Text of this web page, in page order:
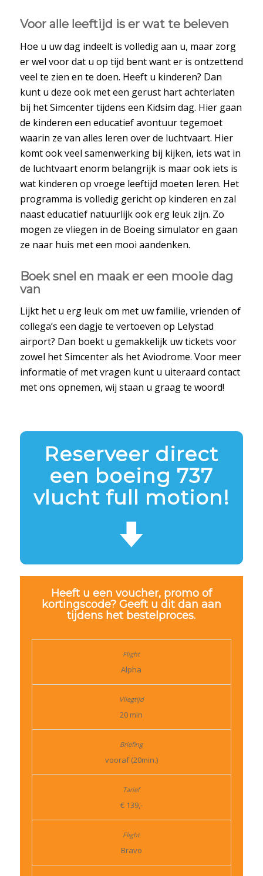
Voor alle leeftijd is er wat te beleven
Hoe u uw dag indeelt is volledig aan u, maar zorg
er wel voor dat u op tijd bent want er is ontzettend
veel te zien en te doen. Heeft u kinderen? Dan
kunt u deze ook met een gerust hart achterlaten
bij het Simcenter tijdens een Kidsim dag. Hier gaan
de kinderen een educatief avontuur tegemoet
waarin ze van alles leren over de luchtvaart. Hier
komt ook veel samenwerking bij kijken, iets wat in
de luchtvaart enorm belangrijk is maar ook iets is
wat kinderen op vroege leeftijd moeten leren. Het
programma is volledig gericht op kinderen en zal
naast educatief natuurlijk ook erg leuk zijn. Zo
mogen ze vliegen in de Boeing simulator en gaan
ze naar huis met een mooi aandenken.
Boek snel en maak er een mooie dag
van
Lijkt het u erg leuk om met uw familie, vrienden of
collega’s een dagje te vertoeven op Lelystad
airport? Dan boekt u gemakkelijk uw tickets voor
zowel het Simcenter als het Aviodrome. Voor meer
informatie of met vragen kunt u uiteraard contact
met ons opnemen, wij staan u graag te woord!
Reserveer direct
een boeing 737
vlucht full motion!
Heeft u een voucher, promo of
kortingscode? Geeft u dit dan aan
tijdens het bestelproces.
Alpha
20 min
vooraf (20min.)
€ 139,-
Bravo